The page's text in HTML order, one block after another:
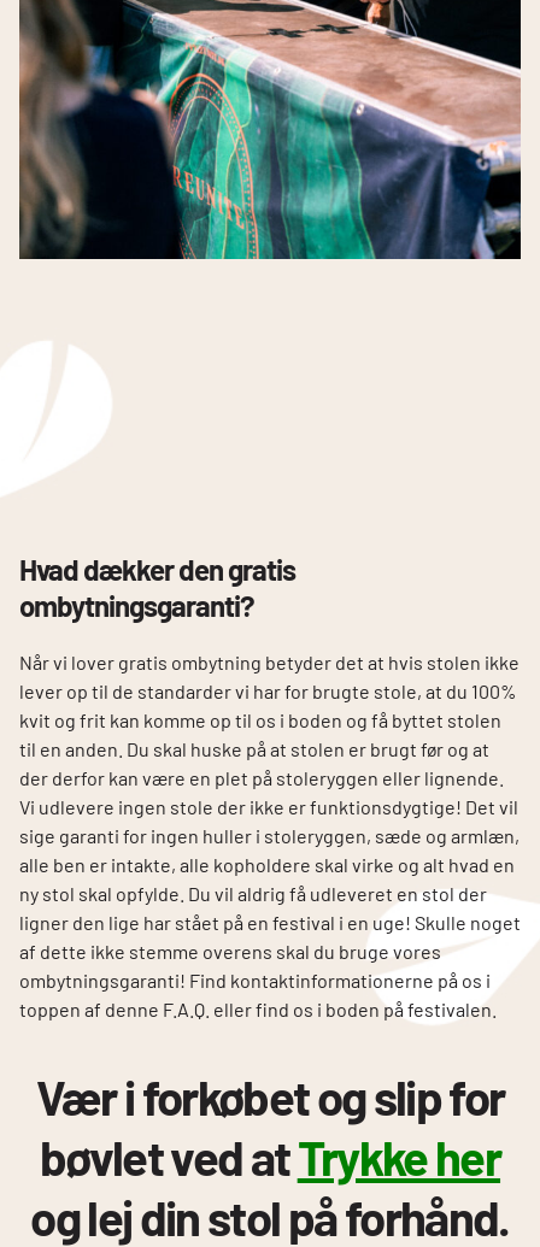
Hvad dækker den gratis
ombytningsgaranti?
Når vi lover gratis ombytning betyder det at hvis stolen ikke
lever op til de standarder vi har for brugte stole, at du 100%
kvit og frit kan komme op til os i boden og få byttet stolen
til en anden. Du skal huske på at stolen er brugt før og at
der derfor kan være en plet på stoleryggen eller lignende.
Vi udlevere ingen stole der ikke er funktionsdygtige! Det vil
sige garanti for ingen huller i stoleryggen, sæde og armlæn,
alle ben er intakte, alle kopholdere skal virke og alt hvad en
ny stol skal opfylde. Du vil aldrig få udleveret en stol der
ligner den lige har stået på en festival i en uge! Skulle noget
af dette ikke stemme overens skal du bruge vores
ombytningsgaranti! Find kontaktinformationerne på os i
toppen af denne F.A.Q. eller find os i boden på festivalen.
Vær i forkøbet og slip for
bøvlet ved atTrykke her
og lej din stol på forhånd.